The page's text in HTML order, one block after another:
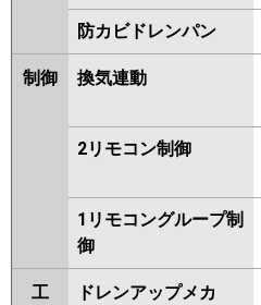
防カビドレンパン
制御 換気連動
2リモコン制御
1リモコングループ制
御
工
ドレンアップメカ